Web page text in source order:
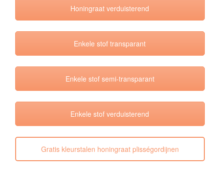
Honingraat verduisterend
Enkele stof transparant
Enkele stof semi-transparant
Enkele stof verduisterend
Gratis kleurstalen honingraat plisségordijnen